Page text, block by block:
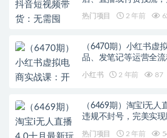
热门项目 2 年前
（6470期）小红书虚
品、发笔记等运营全
小红书 2 年前 87
（6469期）淘宝i无人
违规不封号，完美实
热门项目 2 年前